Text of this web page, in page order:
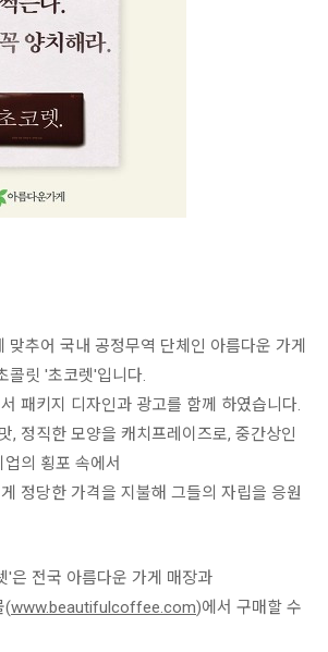
맞추어 국내 공정무역 단체인 아름다운 가게
콜릿 '초코렛'입니다.
패키지 디자인과 광고를 함께 하였습니다.
, 정직한 모양을 캐치프레이즈로, 중간상인
의 횡포 속에서
정당한 가격을 지불해 그들의 자립을 응원
'은 전국 아름다운 가게 매장과
(www.beautifulcoffee.com)에서 구매할 수